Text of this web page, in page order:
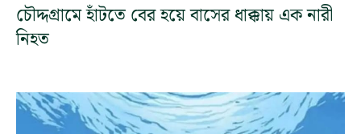
চৌদ্দগ্রামে হাঁটতে বের হয়ে বাসের ধাক্কায় এক নারী
নিহত